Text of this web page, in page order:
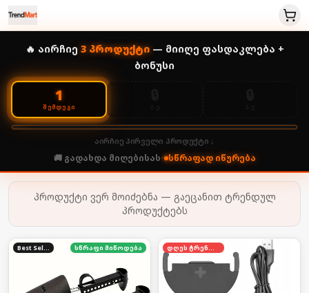
🔥 აირჩიე 3პროდუქტი— მიიღე ფასდაკლება +
ბონუსი
1
ᲨᲔᲛᲓᲔᲒᲘ
აირჩიე პირველი პროდუქტი ↓
🚚 გადახდა მიღებისას• სწრაფად იწურება
პროდუქტი ვერ მოიძებნა — გაეცანით ტრენდულ
პროდუქტებს
Best Seller სწრაფი მიწოდება დღეს ტრენდში